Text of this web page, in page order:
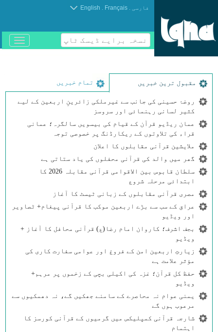
فارسی .
Français
.
English
نسخہ برایے ڈیسک ٹاپ
باز
و
مقبول ترین خبریں تمام خبریں
روضۂ حسینی کی جانب سے غیرملکی زائرینِ اربعین کے لیے
کثیر لسانی رہنمائی اور سروسز
عمان ریڈیو قرآن کے قیام کی بیسویں سالگرہ؛ عمانی
قراء کی تلاوتوں کے ریکارڈنگ پر خصوصی توجہ
ملایشین قرآنی مقابلوں کا اعلان
گھر میں والد کی قرآنی محفلوں کی یاد ستاتی ہے
سلطان قابوس بین الاقوامی قرآنی مقابلہ 2026 کا
ابتدائی مرحلہ شروع
مصری قرآنی مقابلوں کے زبانی ٹیسٹ کا آغاز
عراق کے سب سے بڑے اربعین موکب کا قرآنی پیغام+ ٹصاویر
اور ویڈیو
بجف اشرف؛ کاروان امام رضا(ع) قرآنی محافل کا آغاز +
ویڈیو
زیارتِ اربعین امن کے فروغ اور عوامی سفارت کاری کی
مؤثر علامت ہے
حفظ کل قرآن؛ غزہ کی اکیلی بچی کے زخموں پر مرہم+
ویڈیو
یمنی عوام نہ محاصرے کے سامنے جھکیں گے، نہ دھمکیوں سے
مرعوب ہوں گے
شارجہ قرآنی کمپلیکس میں گرمیوں کے قرآنی کورسز کا
اہتمام